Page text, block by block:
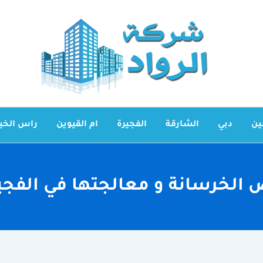
دبي الشارقة الفجيرة ام القيوين راس
الخرسانة و معالجتها في